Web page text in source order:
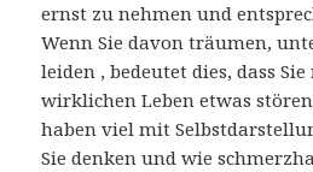
ernst zu nehmen und
Wenn Sie davon träumen,
leiden , bedeutet dies, dass
wirklichen Leben etwas
haben viel mit
Sie denken und wie